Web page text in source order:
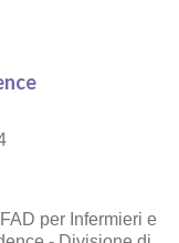
per Infermieri e